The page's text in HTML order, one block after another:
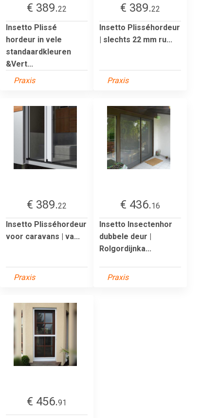
€ 389.22
Insetto Plissé
hordeur in vele
standaardkleuren
&Vert...
Praxis
€ 389.22
Insetto Plisséhordeur
| slechts 22 mm ru...
Praxis
€ 389.22
Insetto Plisséhordeur
voor caravans | va...
Praxis
€ 436.16
Insetto Insectenhor
dubbele deur |
Rolgordijnka...
Praxis
€ 456.91